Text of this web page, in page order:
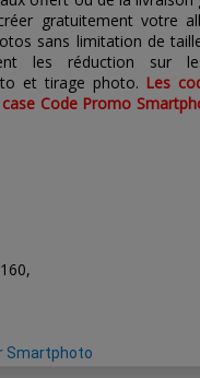
gratuitement votre
sans limitation de
les réduction sur
et tirage photo. Les
Code Promo
Smartphoto